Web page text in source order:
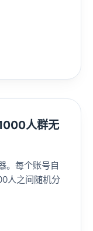
人群无
。每个账号自
人之间随机分